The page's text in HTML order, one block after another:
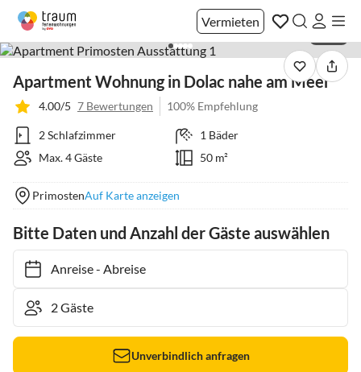
Vermieten
Apartment Wohnung in Dolac nahe am Meer
4.00/5 7 Bewertungen 100% Empfehlung
2 Schlafzimmer
1 Bäder
Max. 4 Gäste
50 m²
PrimostenAuf Karte anzeigen
Bitte Daten und Anzahl der Gäste auswählen
Anreise- Abreise
Unverbindlich anfragen